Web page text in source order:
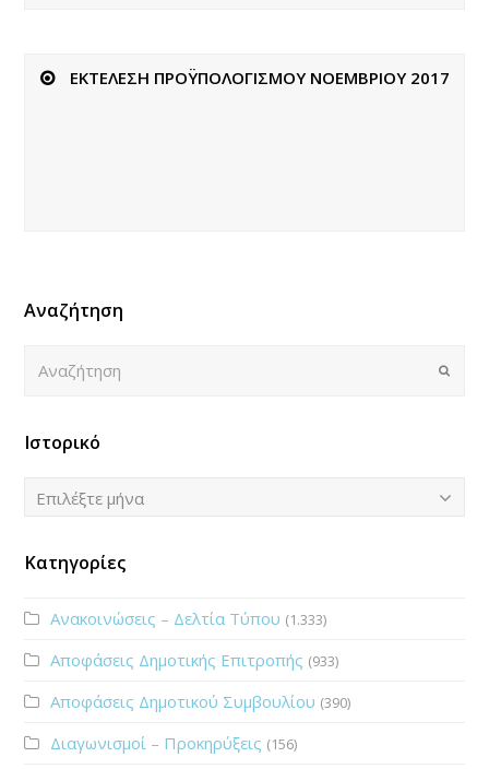
ΕΚΤΕΛΕΣΗ ΠΡΟΫΠΟΛΟΓΙΣΜΟΥ ΝΟΕΜΒΡΙΟΥ 2017
Αναζήτηση
Submit
Ιστορικό
Ιστορικό
Επιλέξτε μήνα
Κατηγορίες
Ανακοινώσεις – Δελτία Τύπου (1.333)
Αποφάσεις Δημοτικής Επιτροπής (933)
Αποφάσεις Δημοτικού Συμβουλίου (390)
Διαγωνισμοί – Προκηρύξεις (156)